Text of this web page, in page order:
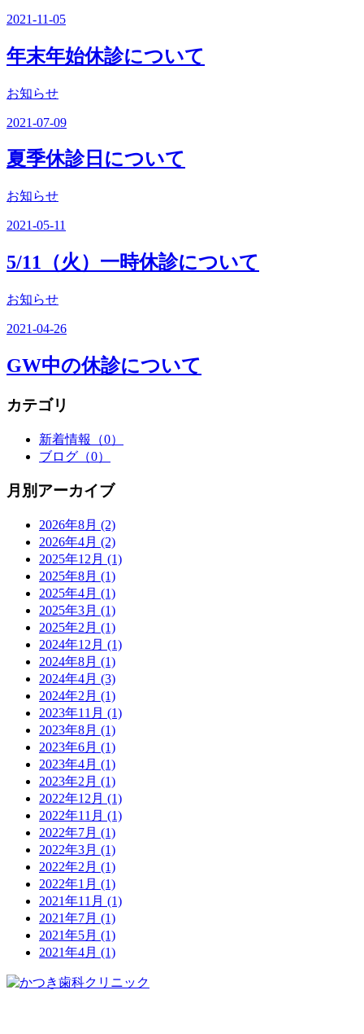
2021-11-05
年末年始休診について
お知らせ
2021-07-09
夏季休診日について
お知らせ
2021-05-11
5/11（火）一時休診について
お知らせ
2021-04-26
GW中の休診について
カテゴリ
新着情報
（0）
ブログ （0）
月別アーカイブ
2026年8月 (2)
2026年4月 (2)
2025年12月 (1)
2025年8月 (1)
2025年4月 (1)
2025年3月 (1)
2025年2月 (1)
2024年12月 (1)
2024年8月 (1)
2024年4月 (3)
2024年2月 (1)
2023年11月 (1)
2023年8月 (1)
2023年6月 (1)
2023年4月 (1)
2023年2月 (1)
2022年12月 (1)
2022年11月 (1)
2022年7月 (1)
2022年3月 (1)
2022年2月 (1)
2022年1月 (1)
2021年11月 (1)
2021年7月 (1)
2021年5月 (1)
2021年4月 (1)